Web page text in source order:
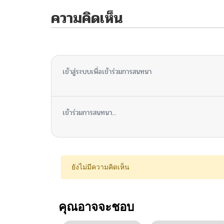
ความคิดเห็น
เข้าสู่ระบบเพื่อเข้าร่วมการสนทนา
เข้าร่วมการสนทนา...
ยังไม่มีความคิดเห็น
คุณอาจจะชอบ